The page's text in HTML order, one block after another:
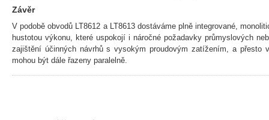
Závěr
V podobě obvodů LT8612 a LT8613 dostáváme plně integrované,
hustotou výkonu, které uspokojí i náročné požadavky průmyslových
zajištění účinných návrhů s vysokým proudovým zatížením, a přesto
mohou být dále řazeny paralelně.